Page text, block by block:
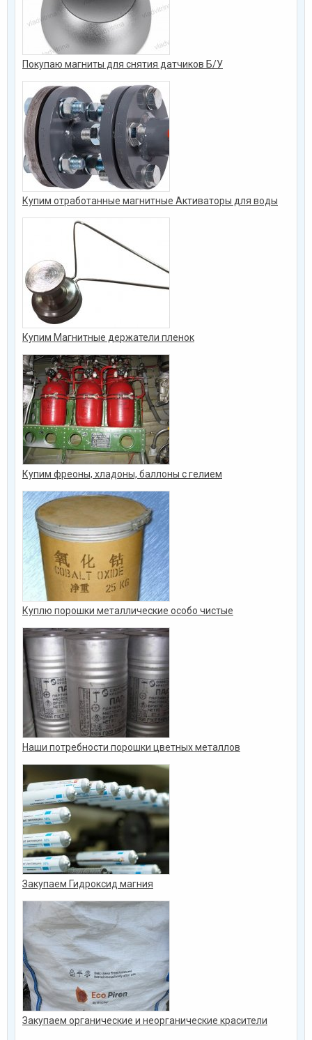
Покупаю магниты для снятия датчиков Б/У
Купим отработанные магнитные Активаторы для воды
Купим Магнитные держатели пленок
Купим фреоны, хладоны, баллоны с гелием
Куплю порошки металлические особо чистые
Наши потребности порошки цветных металлов
Закупаем Гидроксид магния
Закупаем органические и неорганические красители